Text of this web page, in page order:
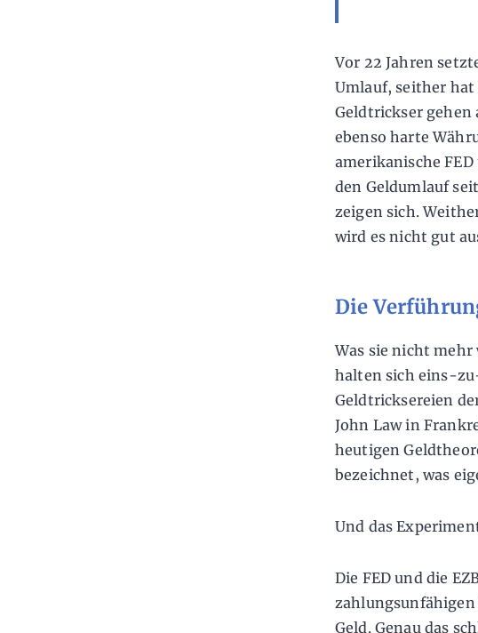
Vor 22 Jahren
Umlauf, seither hat
Geldtrickser gehen
ebenso harte
amerikanische
den Geldumlauf
zeigen sich.
wird es nicht gut
Die
Was sie nicht mehr
halten sich eins-
Geldtricksereien
John Law in
heutigen
bezeichnet, was
Und das
Die FED und die
zahlungsunfähigen
Geld. Genau das